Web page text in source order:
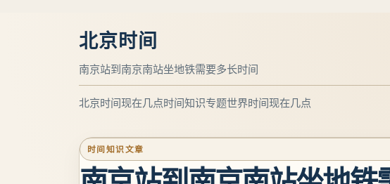
北京时间
南京站到南京南站坐地铁需要多长时间
北京时间现在几点时间知识专题世界时间现在几点
时间知识文章